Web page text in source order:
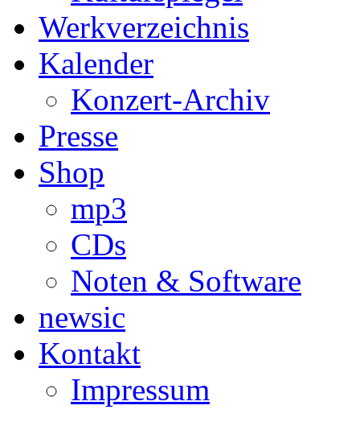
Werkverzeichnis
Kalender
Konzert-Archiv
Presse
Shop
mp3
CDs
Noten & Software
newsic
Kontakt
Impressum